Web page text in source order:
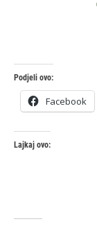
Podjeli ovo:
Facebook
Lajkaj ovo: